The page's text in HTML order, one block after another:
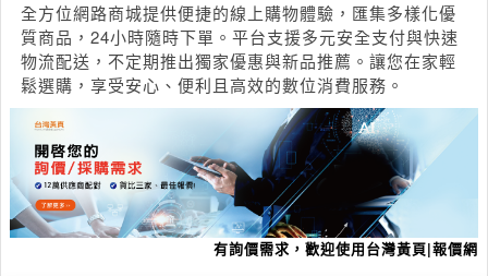
全方位網路商城提供便捷的線上購物體驗，匯集多樣化優
質商品，24小時隨時下單。平台支援多元安全支付與快速
物流配送，不定期推出獨家優惠與新品推薦。讓您在家輕
鬆選購，享受安心、便利且高效的數位消費服務。
有詢價需求，歡迎使用台灣黃頁|報價網